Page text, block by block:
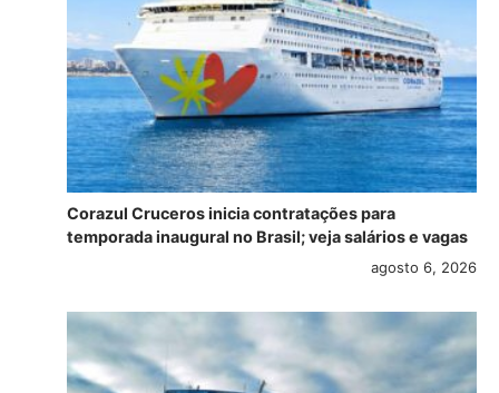
Corazul Cruceros inicia contratações para
temporada inaugural no Brasil; veja salários e vagas
agosto 6, 2026